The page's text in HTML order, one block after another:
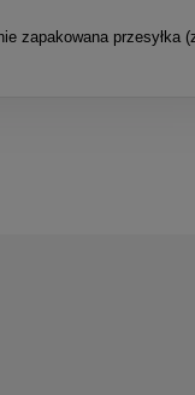
zapakowana przesyłka